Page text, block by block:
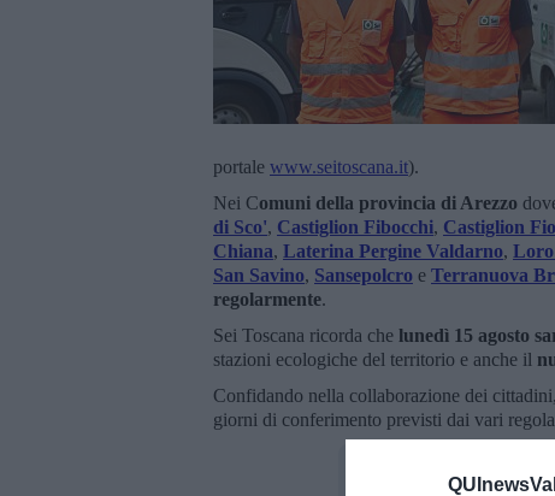
portale www.seitoscana.it).
Nei Comuni della provincia di Arezzo
di Sco', Castiglion Fibocchi, Castiglion
Chiana, Laterina Pergine Valdarno,
San Savino, Sansepolcro e Terranuova
regolarmente.
Sei Toscana ricorda che lunedì 15 agosto
stazioni ecologiche del territorio e anche il
Confidando nella collaborazione dei
giorni di conferimento previsti dai vari